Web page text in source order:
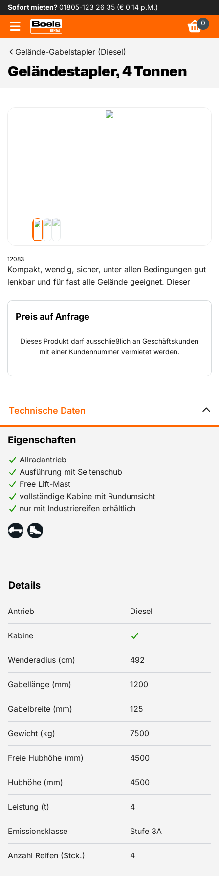
Sofort mieten?01805-123 26 35 (€ 0,14 p.M.)
0
Gelände-Gabelstapler (Diesel)
Geländestapler, 4 Tonnen
12083
Kompakt, wendig, sicher, unter allen Bedingungen gut
lenkbar und für fast alle Gelände geeignet. Dieser
Lasten.
Preis auf Anfrage
Dieses Produkt darf ausschließlich an Geschäftskunden
mit einer Kundennummer vermietet werden.
Technische Daten
Details
Antrieb Diesel
Kabine
Wenderadius (cm) 492
Gabellänge (mm) 1200
Gabelbreite (mm) 125
Gewicht (kg) 7500
Freie Hubhöhe (mm) 4500
Hubhöhe (mm) 4500
Leistung (t) 4
Emissionsklasse Stufe 3A
Anzahl Reifen (Stck.) 4
Eigenschaften
Allradantrieb
Ausführung mit Seitenschub
Free Lift-Mast
vollständige Kabine mit Rundumsicht
nur mit Industriereifen erhältlich